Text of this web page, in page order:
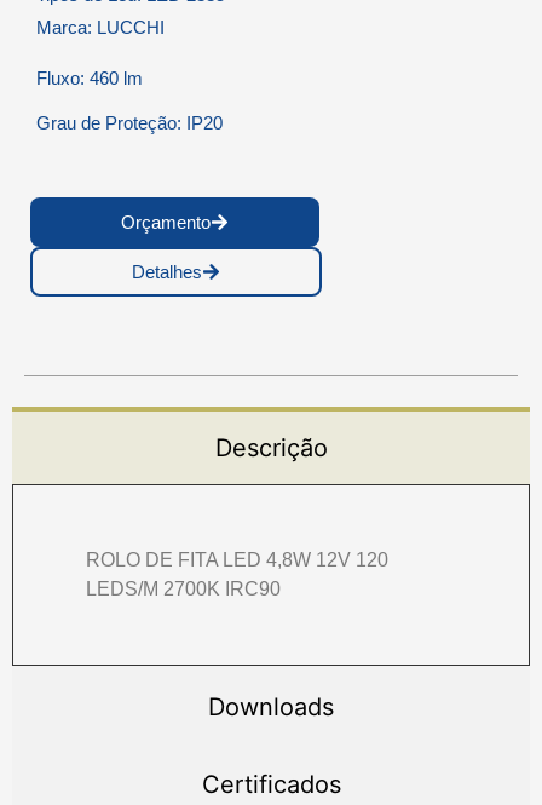
Marca: LUCCHI
Fluxo: 460 lm
Grau de Proteção: IP20
Orçamento
Detalhes
Descrição
Downloads
Certificados
ROLO DE FITA LED 4,8W 12V 120
LEDS/M 2700K IRC90